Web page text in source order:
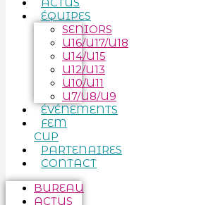
ÉQUIPES
SENIORS
U16/U17/U18
U14/U15
U12/U13
U10/U11
U7/U8/U9
ÉVÉNEMENTS
FEM
CUP
PARTENAIRES
CONTACT
BUREAU
ACTUS